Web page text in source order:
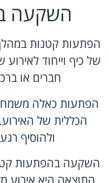
השקעה
הפתעות קטנות
של כיף וייחוד
חברים או
הפתעות כאלה
הכללית של
ולהוסיף
השקעה בהפתעות